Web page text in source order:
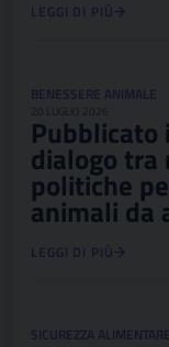
LEGGI DI PIÙ
BENESSERE ANIMALE
20 LUGLIO 2026
Pubblicato
dialogo tra
politiche
animali da
LEGGI DI PIÙ
SICUREZZA ALIMENTARE